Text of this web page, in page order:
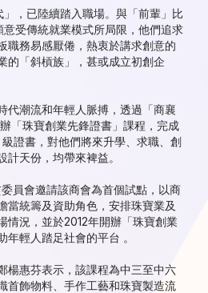
，已陸續踏入職場。與「前輩」比
受傳統就業模式所局限，他們追求
職務易感厭倦，熱衷於講求創意的
的「斜槓族」，甚或成立初創企
代潮流和年輕人脈搏，透過「商襄
「珠寶創業先鋒證書」課程，完成
證書，對他們將來升學、求職、創
天份，均帶來裨益。
員會邀請該商會為首個試點，以商
當統籌及資助角色，安排珠寶業及
情況，並於2012年開辦「珠寶創業
輕人踏足社會的平台 。
楊惠芬表示，該課程為中三至中六
首飾物料、手作工藝和珠寶製造流